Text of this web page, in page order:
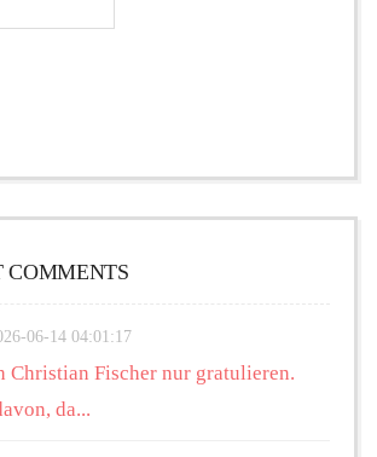
COMMENTS
06-14 04:01:17
Christian Fischer nur gratulieren.
da...